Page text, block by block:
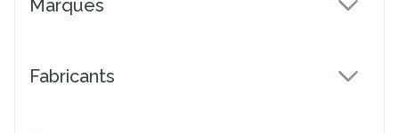
Marques
Fabricants